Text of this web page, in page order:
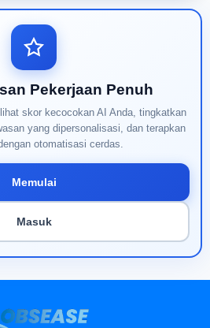
Pekerjaan Penuh
skor kecocokan AI Anda, tingkatkan
yang dipersonalisasi, dan terapkan
otomatisasi cerdas.
Memulai
Masuk